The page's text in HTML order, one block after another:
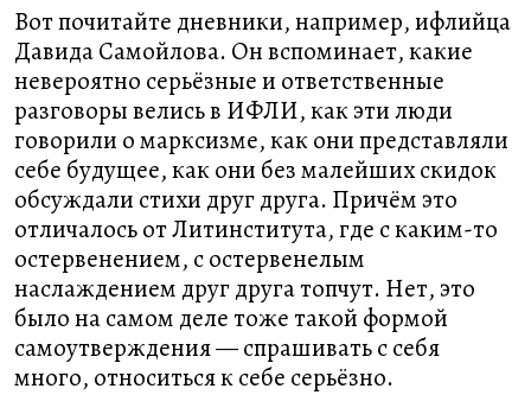
Вот почитайте дневники, например, ифлийца
Давида Самойлова. Он вспоминает, какие
невероятно серьёзные и ответственные
разговоры велись в ИФЛИ, как эти люди
говорили о марксизме, как они представляли
себе будущее, как они без малейших скидок
обсуждали стихи друг друга. Причём это
отличалось от Литинститута, где с каким-то
остервенением, с остервенелым
наслаждением друг друга топчут. Нет, это
было на самом деле тоже такой формой
самоутверждения — спрашивать с себя
много, относиться к себе серьёзно.